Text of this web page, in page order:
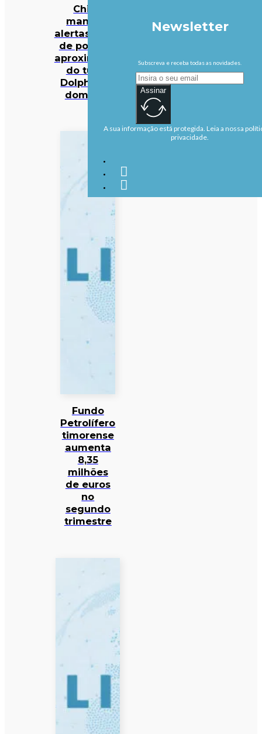
China
mantém
alertas antes
de possível
aproximação
do tufão
Dolphin no
domingo
Fundo
Petrolífero
timorense
aumenta
8,35
milhões
de euros
no
segundo
trimestre
Newsletter
Subscreva e receba todas as novidades.
Assinar
A sua informação está protegida. Leia a nossa
privacidade.